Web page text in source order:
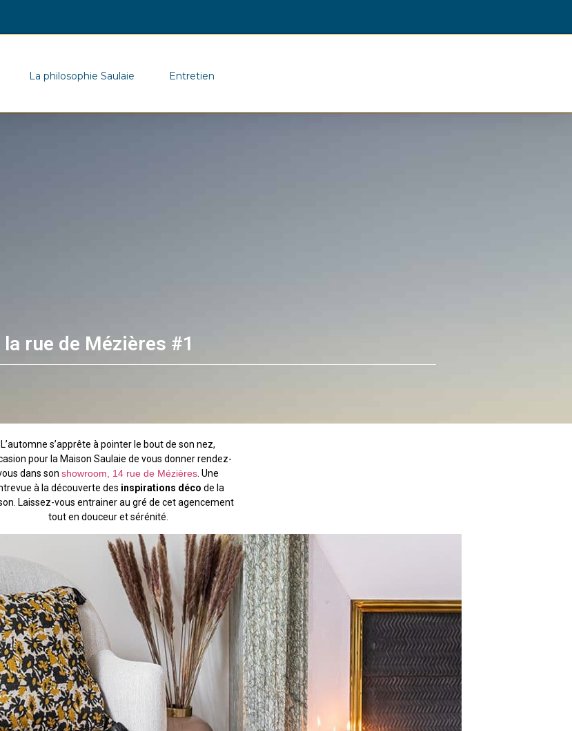
La philosophie Saulaie Entretien
rue de Mézières #1
L’automne s’apprête à pointer le bout de son nez,
pour la Maison Saulaie de vous donner rendez-
dans sonshowroom, 14 rue de Mézières . Une
à la découverte des inspirations déco de la
Laissez-vous entrainer au gré de cet agencement
tout en douceur et sérénité.